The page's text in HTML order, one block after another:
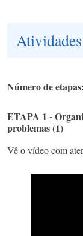
Atividades
Número de etapas
ETAPA 1 -
problemas (1)
Vê o vídeo com